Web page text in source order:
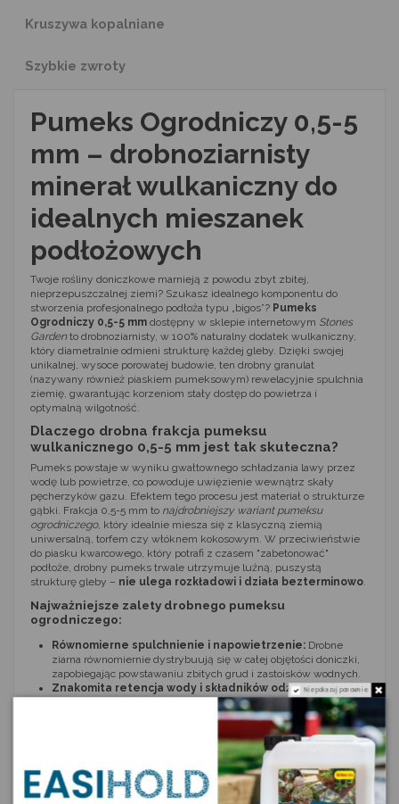
Kruszywa kopalniane
Szybkie zwroty
Pumeks Ogrodniczy 0,5-5
mm – drobnoziarnisty
minerał wulkaniczny do
idealnych mieszanek
podłożowych
Twoje rośliny doniczkowe marnieją z powodu zbyt zbitej,
nieprzepuszczalnej ziemi? Szukasz idealnego komponentu do
stworzenia profesjonalnego podłoża typu „bigos”? Pumeks
Ogrodniczy 0,5-5 mm dostępny w sklepie internetowym Stones
Garden to drobnoziarnisty, w 100% naturalny dodatek wulkaniczny,
który diametralnie odmieni strukturę każdej gleby. Dzięki swojej
unikalnej, wysoce porowatej budowie, ten drobny granulat
(nazywany również piaskiem pumeksowym) rewelacyjnie spulchnia
ziemię, gwarantując korzeniom stały dostęp do powietrza i
optymalną wilgotność.
Dlaczego drobna frakcja pumeksu
wulkanicznego 0,5-5 mm jest tak skuteczna?
Pumeks powstaje w wyniku gwałtownego schładzania lawy przez
wodę lub powietrze, co powoduje uwięzienie wewnątrz skały
pęcherzyków gazu. Efektem tego procesu jest materiał o strukturze
gąbki. Frakcja 0,5-5 mm to najdrobniejszy wariant pumeksu
ogrodniczego, który idealnie miesza się z klasyczną ziemią
uniwersalną, torfem czy włóknem kokosowym. W przeciwieństwie
do piasku kwarcowego, który potrafi z czasem "zabetonować"
podłoże, drobny pumeks trwale utrzymuje luźną, puszystą
strukturę gleby – nie ulega rozkładowi i działa bezterminowo.
Najważniejsze zalety drobnego pumeksu
ogrodniczego:
Równomierne spulchnienie i napowietrzenie: Drobne
ziarna równomiernie dystrybuują się w całej objętości doniczki,
zapobiegając powstawaniu zbitych grud i zastoisków wodnych.
Znakomita retencja wody i składników odżywczych:
Porowate granulki absorbują wodę wraz z rozpuszczonymi
nawozami, a następnie powoli, dozują je wprost do systemu
korzeniowego w miarę wysychania podłoża.
Ochrona przed chorobami odkorzeniowymi:Poprzez
poprawę drenażu kapilarnego, pumeks skutecznie eliminuje
problem gnicia korzeni oraz rozwoju pleśni.
Neutralne pH i stabilność chemiczna:
Produkt posiada
Nie pokazuj ponownie.